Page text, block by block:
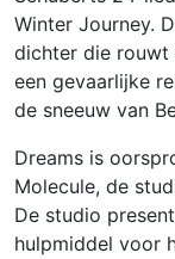
Winter Journey.
dichter die rouwt
een gevaarlijke
de sneeuw van
Dreams is
Molecule, de
De studio
hulpmiddel voor